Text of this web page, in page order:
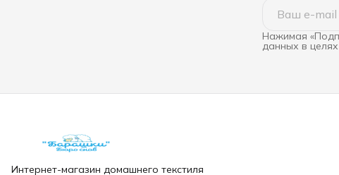
Нажимая
данных в
Интернет-магазин домашнего текстиля